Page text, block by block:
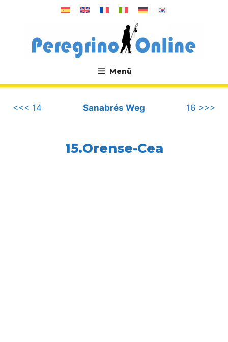
Menü
.
<<< 14
Sanabrés Weg 16 >>>
15.Orense-Cea